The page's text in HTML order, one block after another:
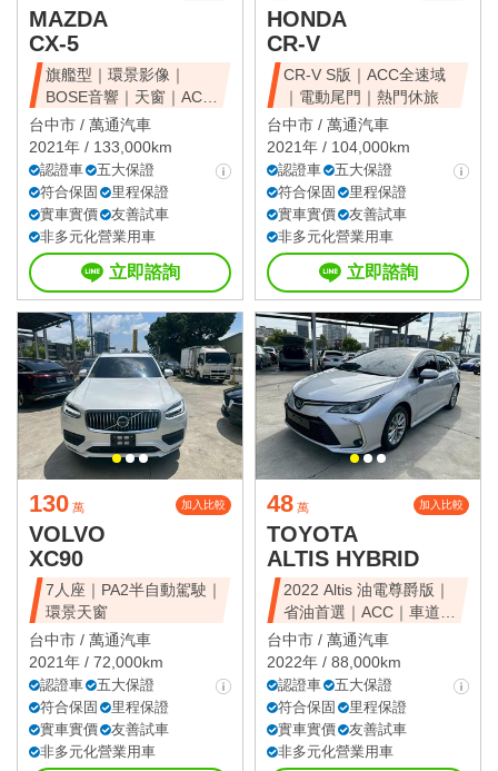
MAZDA
CX-5
旗艦型｜環景影像｜
BOSE音響｜天窗｜ACC
全速域｜質感休旅
台中市 / 萬通汽車
2021年 / 133,000km
認證車
五大保證
符合保固
里程保證
實車實價
友善試車
非多元化營業用車
立即諮詢
HONDA
CR-V
CR-V S版｜ACC全速域
｜電動尾門｜熱門休旅
台中市 / 萬通汽車
2021年 / 104,000km
認證車
五大保證
符合保固
里程保證
實車實價
友善試車
非多元化營業用車
立即諮詢
130 萬 加入比較
VOLVO
XC90
7人座｜PA2半自動駕駛｜
環景天窗
台中市 / 萬通汽車
2021年 / 72,000km
認證車
五大保證
符合保固
里程保證
實車實價
友善試車
非多元化營業用車
48 萬 加入比較
TOYOTA
ALTIS HYBRID
2022 Altis 油電尊爵版｜
省油首選｜ACC｜車道維
持
台中市 / 萬通汽車
2022年 / 88,000km
認證車
五大保證
符合保固
里程保證
實車實價
友善試車
非多元化營業用車